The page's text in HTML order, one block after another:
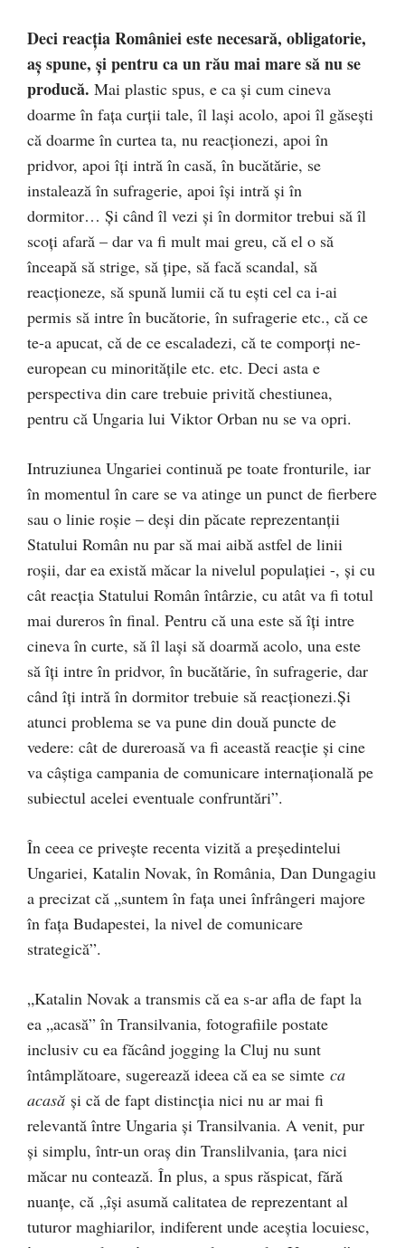
Deci reacția României este necesară, obligatorie,
aș spune, și pentru ca un rău mai mare să nu se
producă. Mai plastic spus, e ca și cum cineva
doarme în fața curții tale, îl lași acolo, apoi îl găsești
că doarme în curtea ta, nu reacționezi, apoi în
pridvor, apoi îți intră în casă, în bucătărie, se
instalează în sufragerie, apoi își intră și în
dormitor… Și când îl vezi și în dormitor trebui să îl
scoți afară – dar va fi mult mai greu, că el o să
înceapă să strige, să țipe, să facă scandal, să
reacționeze, să spună lumii că tu ești cel ca i-ai
permis să intre în bucătorie, în sufragerie etc., că ce
te-a apucat, că de ce escaladezi, că te comporți ne-
european cu minoritățile etc. etc. Deci asta e
perspectiva din care trebuie privită chestiunea,
pentru că Ungaria lui Viktor Orban nu se va opri.
Intruziunea Ungariei continuă pe toate fronturile, iar
în momentul în care se va atinge un punct de fierbere
sau o linie roșie – deși din păcate reprezentanții
Statului Român nu par să mai aibă astfel de linii
roșii, dar ea există măcar la nivelul populației -, și cu
cât reacția Statului Român întârzie, cu atât va fi totul
mai dureros în final. Pentru că una este să îți intre
cineva în curte, să îl lași să doarmă acolo, una este
să îți intre în pridvor, în bucătărie, în sufragerie, dar
când îți intră în dormitor trebuie să reacționezi.Și
atunci problema se va pune din două puncte de
vedere: cât de dureroasă va fi această reacție și cine
va câștiga campania de comunicare internațională pe
subiectul acelei eventuale confruntări”.
În ceea ce privește recenta vizită a președintelui
Ungariei, Katalin Novak, în România, Dan Dungagiu
a precizat că „suntem în fața unei înfrângeri majore
în fața Budapestei, la nivel de comunicare
strategică”.
„Katalin Novak a transmis că ea s-ar afla de fapt la
ea „acasă” în Transilvania, fotografiile postate
inclusiv cu ea făcând jogging la Cluj nu sunt
întâmplătoare, sugerează ideea că ea se simte ca
acasă și că de fapt distincția nici nu ar mai fi
relevantă între Ungaria și Transilvania. A venit, pur
și simplu, într-un oraș din Translilvania, țara nici
măcar nu contează. În plus, a spus răspicat, fără
nuanțe, că „îşi asumă calitatea de reprezentant al
tuturor maghiarilor, indiferent unde aceştia locuiesc,